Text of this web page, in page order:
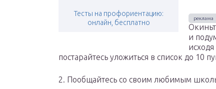
Тесты на профориентацию:
онлайн, бесплатно
и
постарайтесь уложиться в список до 10
2. Пообщайтесь со своим любимым